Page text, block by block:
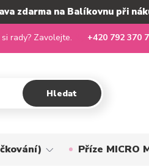
zdarma na Balíkovnu při
Hledat
rady? Zavolejte. +420 792 370
Příze MICRO